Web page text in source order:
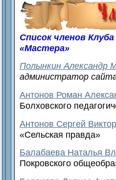
Список членов
«Мастера»
Полынкин Александр
администратор
Антонов Роман
Болховского
Антонов Сергей
«Сельская правда»
Балабаева Наталья
Покровского